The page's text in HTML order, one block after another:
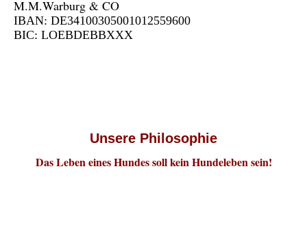
M.M.Warburg & CO
IBAN: DE34100305001012559600
BIC: LOEBDEBBXXX
Unsere Philosophie
Das Leben eines Hundes soll kein Hundeleben sein!